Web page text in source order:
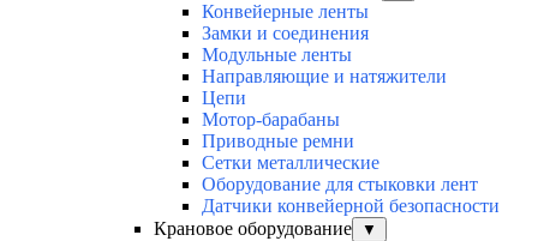
Конвейерные ленты
Замки и соединения
Модульные ленты
Направляющие и натяжители
Цепи
Мотор-барабаны
Приводные ремни
Сетки металлические
Оборудование для стыковки лент
Датчики конвейерной безопасности
Крановое оборудование
▼